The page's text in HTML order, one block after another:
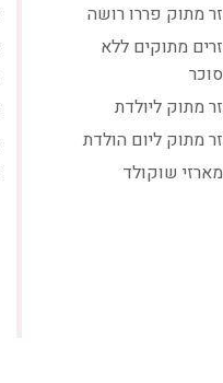
זר מתוק פררו רושה
זרים מתוקים ללא
סוכר
זר מתוק ליולדת
זר מתוק ליום הולדת
מארזי שוקולד